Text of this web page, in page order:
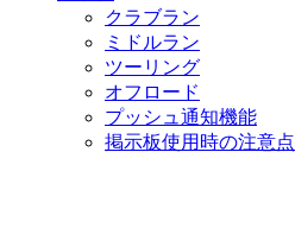
クラブラン
ミドルラン
ツーリング
オフロード
プッシュ通知機能
掲示板使用時の注意点